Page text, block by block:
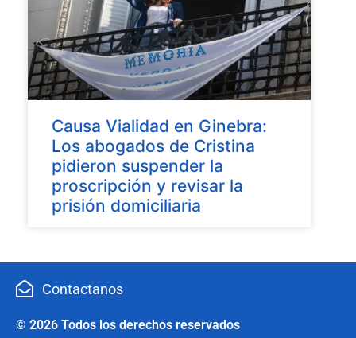
Causa Vialidad en Ginebra:
Los abogados de Cristina
pidieron suspender la
proscripción y revisar la
prisión domiciliaria
Contactanos
© 2026 Todos los derechos reservados